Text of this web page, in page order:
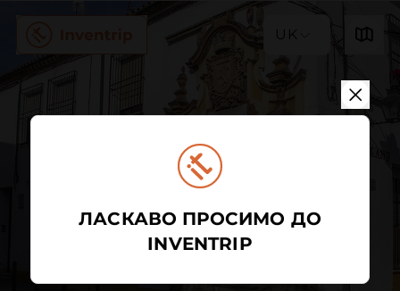
UK
ЛАСКАВО ПРОСИМО ДО
INVENTRIP